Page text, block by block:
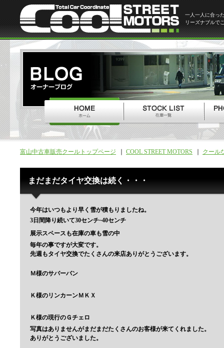
一人一人に合っ
リーズナブルで
富山中古車販売クールトップページ COOL STREET MOTORS クール
まだまだタイヤ交換は続く・・・
今年はいつもより早く雪が積もりましたね。
3日間降り続いて30センチ~40センチ
展示スペースも在庫の車も雪の中
毎年の事ですが大変です。
先週もタイヤ交換でたくさんの来店ありがとうございます。
Ｍ様のサバーバン
Ｋ様のリンカーンＭＫＸ
Ｋ様の現行のＧチェロ
写真はありませんがまだまだたくさんのお客様が来てくれました。
ありがとうございました。